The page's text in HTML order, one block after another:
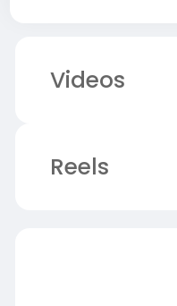
Videos
Reels